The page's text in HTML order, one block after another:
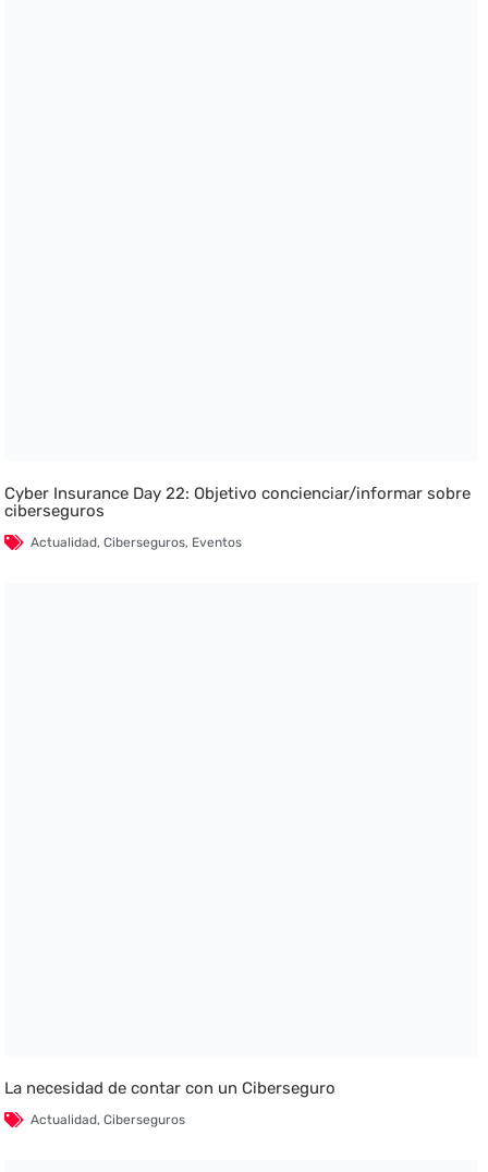
Cyber Insurance Day 22: Objetivo concienciar/informar sobre
ciberseguros
Actualidad,Ciberseguros, Eventos
La necesidad de contar con un Ciberseguro
Actualidad,Ciberseguros